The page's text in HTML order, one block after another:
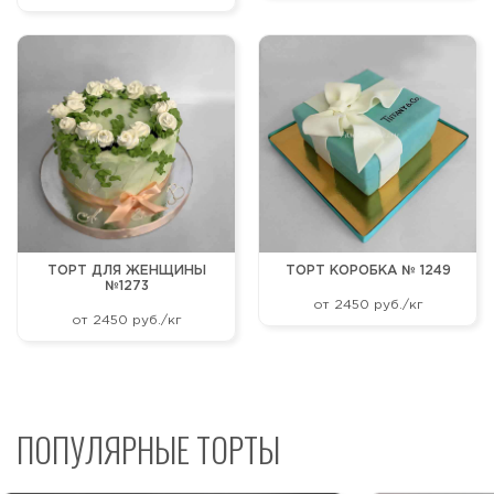
ТОРТ ДЛЯ ЖЕНЩИНЫ
№1273
от 2450 руб./кг
ТОРТ КОРОБКА № 1249
от 2450 руб./кг
ПОПУЛЯРНЫЕ ТОРТЫ